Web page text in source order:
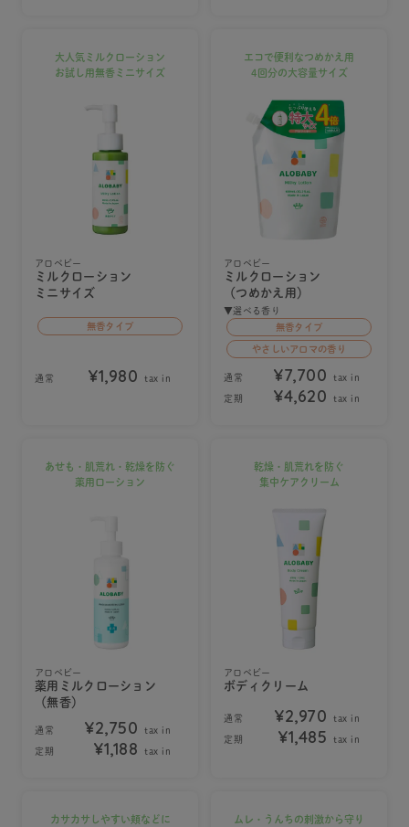
大人気ミルクローション
お試し用無香ミニサイズ
アロベビー
ミルクローション
ミニサイズ
無香タイプ
通常 ¥1,980 tax in
エコで便利なつめかえ用
4回分の大容量サイズ
アロベビー
ミルクローション
（つめかえ用）
▼選べる香り
無香タイプ
やさしいアロマの香り
通常 ¥7,700 tax in
定期 ¥4,620 tax in
あせも・肌荒れ・乾燥を防ぐ
薬用ローション
アロベビー
薬用ミルクローション
（無香）
通常 ¥2,750 tax in
定期 ¥1,188 tax in
乾燥・肌荒れを防ぐ
集中ケアクリーム
アロベビー
ボディクリーム
通常 ¥2,970 tax in
定期 ¥1,485 tax in
カサカサしやすい頬などに
ムレ・うんちの刺激から守り